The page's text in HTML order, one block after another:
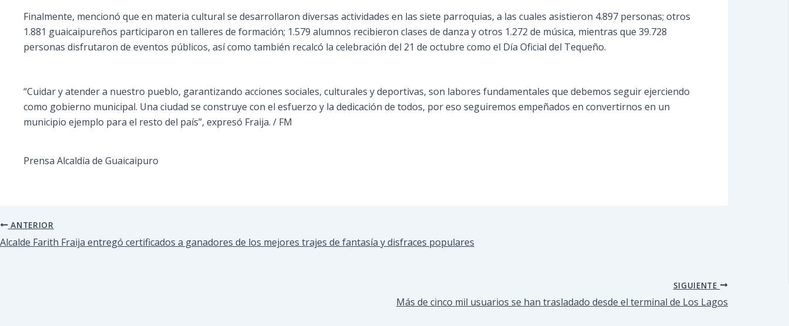
Finalmente, mencionó que en materia cultural se desarrollaron diversas actividades en las siete parroquias, a las cuales asistieron 4.897 personas; otros
1.881 guaicaipureños participaron en talleres de formación; 1.579 alumnos recibieron clases de danza y otros 1.272 de música, mientras que 39.728
personas disfrutaron de eventos públicos, así como también recalcó la celebración del 21 de octubre como el Día Oficial del Tequeño.
“Cuidar y atender a nuestro pueblo, garantizando acciones sociales, culturales y deportivas, son labores fundamentales que debemos seguir ejerciendo
como gobierno municipal. Una ciudad se construye con el esfuerzo y la dedicación de todos, por eso seguiremos empeñados en convertirnos en un
municipio ejemplo para el resto del país”, expresó Fraija. / FM
Prensa Alcaldía de Guaicaipuro
ANTERIOR
Alcalde Farith Fraija entregó certificados a ganadores de los mejores trajes de fantasía y disfraces populares
SIGUIENTE
Más de cinco mil usuarios se han trasladado desde el terminal de Los Lagos